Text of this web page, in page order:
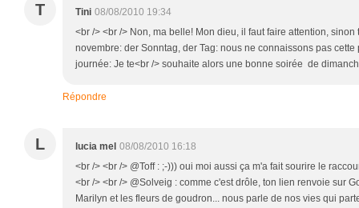
T Tini 08/08/2010 19:34
<br /> <br /> Non, ma belle! Mon dieu, il faut faire attention,
novembre: der Sonntag, der Tag: nous ne connaissons pas
journée: Je te<br /> souhaite alors une bonne soirée de
Répondre
L lucia mel 08/08/2010 16:18
<br /> <br /> @Toff : ;-))) oui moi aussi ça m'a fait sourire le
<br /> <br /> @Solveig : comme c'est drôle, ton lien renvoie sur
Marilyn et les fleurs de goudron... nous parle de nos vies qui